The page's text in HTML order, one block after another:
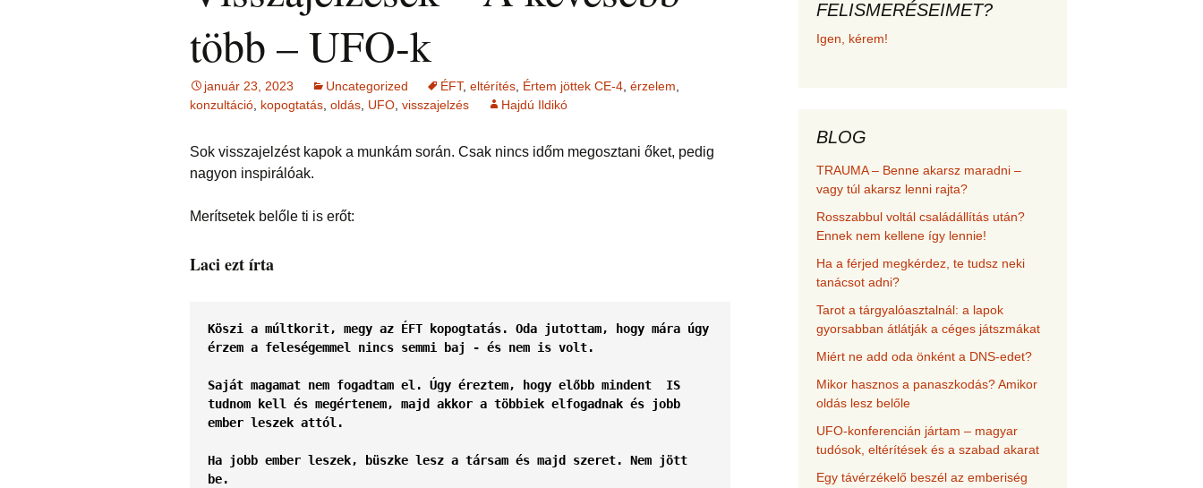
INGÁS KÖZVETÍTÉS –
TANFOLYAM
ÉFT FOGLALKOZÁS
SOROZAT félelem,
TANULJ
CSALÁDÁLLÍTÁST!
Online is
Megvásárolható
hanganyagok – régebbi
foglalkozások
Ingás Lélekállítás
Lélekállítás ingával –
esetek
ÉLETFORGATÓKÖNYV
rendelése
TAROT kártya
TUDATFORMATTÁLÁS
írások (ítéleteink
megfordítása)
MÁTRIXENERGETIKA
VIRÁGESSZENCIÁK
(hozzáférés a
problémafeltárás
mesével
A saját mesém
tanítványoktól
Alternatív megoldások
Korlátozó hiedelmek a
testsúly, elhízás, evés,
… témakörében
témakörében
Öngyógyítás
frekvenciákkal
AZ ÉLET DOLGAI
felismeréseimet és
több – UFO-k
január 23, 2023 Uncategorized ÉFT, eltérítés Értem jöttek CE-4 érzelem
konzultáció kopogtatás oldás UFO visszajelzés Hajdú Ildikó
Sok visszajelzést kapok a munkám során. Csak nincs időm megosztani őket, pedig
nagyon inspirálóak.
Merítsetek belőle ti is erőt:
Laci ezt írta
Köszi a múltkorit, megy az ÉFT kopogtatás. Oda jutottam, hogy mára úgy
érzem a feleségemmel nincs semmi baj - és nem is volt.
Saját magamat nem fogadtam el. Úgy éreztem, hogy előbb mindent  IS
tudnom kell és megértenem, majd akkor a többiek elfogadnak és jobb
ember leszek attól.
Ha jobb ember leszek, büszke lesz a társam és majd szeret. Nem jött
be.
FELISMERÉSEIMET?
Igen, kérem!
BLOG
TRAUMA – Benne akarsz maradni –
vagy túl akarsz lenni rajta?
Rosszabbul voltál családállítás után?
Ennek nem kellene így lennie!
Ha a férjed megkérdez, te tudsz neki
tanácsot adni?
Tarot a tárgyalóasztalnál: a lapok
gyorsabban átlátják a céges játszmákat
Miért ne add oda önként a DNS-edet?
Mikor hasznos a panaszkodás? Amikor
oldás lesz belőle
UFO-konferencián jártam – magyar
tudósok, eltérítések és a szabad akarat
Egy távérzékelő beszél az emberiség